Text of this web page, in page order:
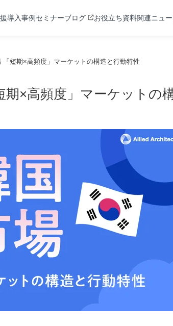
導入事例セミナーブログ お役立ち資料関連ニュー
「短期×高頻度」マーケットの構造と行動特性
期×高頻度」マーケットの